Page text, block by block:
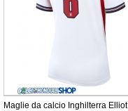
Maglie da calcio Inghilterra Elliot